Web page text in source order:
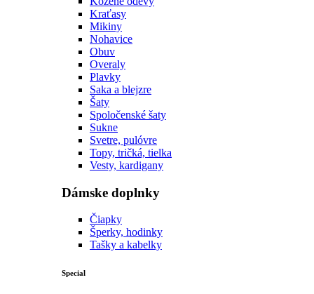
Kraťasy
Mikiny
Nohavice
Obuv
Overaly
Plavky
Saka a blejzre
Šaty
Spoločenské šaty
Sukne
Svetre, pulóvre
Topy, tričká, tielka
Vesty, kardigany
Dámske doplnky
Čiapky
Šperky, hodinky
Tašky a kabelky
Special